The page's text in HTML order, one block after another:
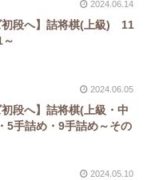
2024.06.14
初段へ】詰将棋(上級) 11
2024.06.05
初段へ】詰将棋(上級・中
手詰め・9手詰め～その
2024.05.10